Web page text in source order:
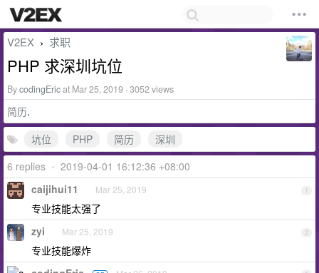
V2EX › 求职
PHP 求深圳坑位
BycodingEricat Mar 25, 2019 · 3052 views
简历.
坑位
PHP 简历
深圳
6 replies • 2019-04-01 16:12:36 +08:00
1
caijihui11 Mar 25, 2019
专业技能太强了
2
zyi Mar 25, 2019
专业技能爆炸